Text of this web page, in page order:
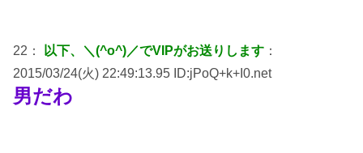
22： 以下、＼(^o^)／でVIPがお送りします ：
2015/03/24(火) 22:49:13.95 ID:jPoQ+k+I0.net
男だわ